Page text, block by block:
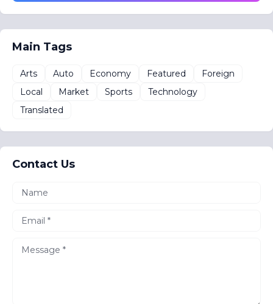
Main Tags
Arts Auto Economy Featured
Foreign
Local
Market Sports
Technology
Translated
Contact Us